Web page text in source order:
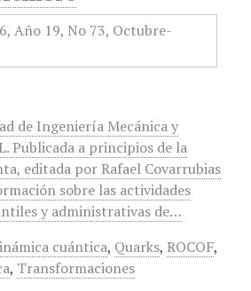
de Ingeniería Mecánica y
Publicada a principios de la
editada por Rafael Covarrubias
sobre las actividades
y administrativas de…
cuántica, Quarks, ROCOF,
, Transformaciones